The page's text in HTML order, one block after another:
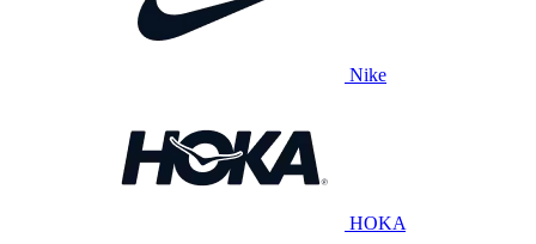
Nike
HOKA